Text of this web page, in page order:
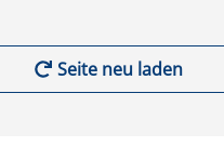
Seite neu laden